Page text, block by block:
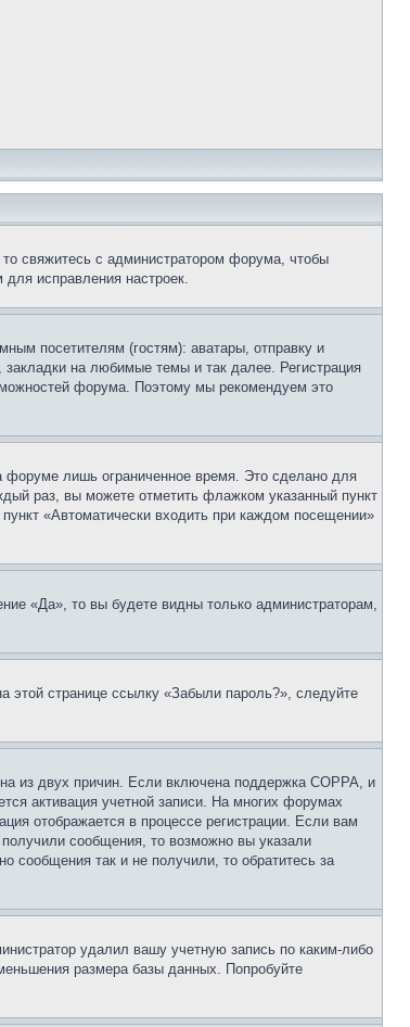
свяжитесь с администратором форума, чтобы
исправления настроек.
посетителям (гостям): аватары, отправку и
на любимые темы и так далее. Регистрация
форума. Поэтому мы рекомендуем это
форуме лишь ограниченное время. Это сделано для
раз, вы можете отметить флажком указанный пункт
«Автоматически входить при каждом посещении»
«Да», то вы будете видны только администраторам,
этой странице ссылку «Забыли пароль?», следуйте
из двух причин. Если включена поддержка COPPA, и
активация учетной записи. На многих форумах
отображается в процессе регистрации. Если вам
сообщения, то возможно вы указали
сообщения так и не получили, то обратитесь за
удалил вашу учетную запись по каким-либо
размера базы данных. Попробуйте